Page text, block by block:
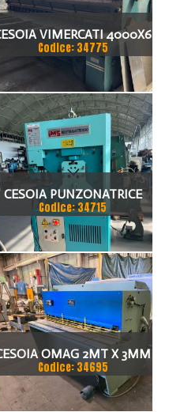
VIMERCATI 4000X6
Codice: 34775
CESOIA PUNZONATRICE
IMS HY 36 VA
Codice: 34715
OMAG 2MT X 3MM
REVISIONATA
Codice: 34695